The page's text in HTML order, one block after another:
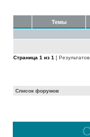
Темы
Страница 1 из 1 [
Список форумов